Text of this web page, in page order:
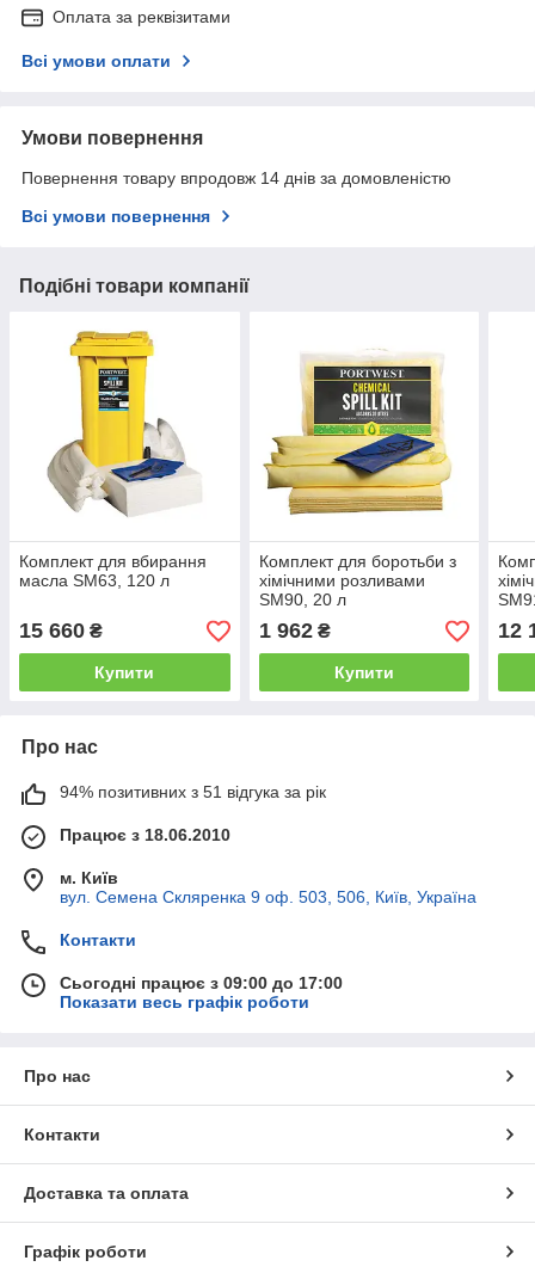
Оплата за реквізитами
Всі умови оплати
Умови повернення
Повернення товару впродовж 14 днів за домовленістю
Всі умови повернення
Подібні товари компанії
Комплект для вбирання
масла SM63, 120 л
15 660 ₴
Купити
Комплект для боротьби з
хімічними розливами
SM90, 20 л
1 962₴
Купити
12
Про нас
94% позитивних з 51 відгука за рік
Працює з 18.06.2010
м. Київ
вул. Семена Скляренка 9 оф. 503, 506, Київ, Україна
Контакти
Сьогодні працює з 09:00 до 17:00
Показати весь графік роботи
Про нас
Контакти
Доставка та оплата
Графік роботи